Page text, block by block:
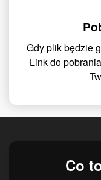
Gdy plik będzie
Link do
Co